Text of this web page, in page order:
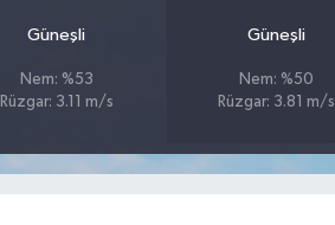
Güneşli
Nem: %53
Rüzgar: 3.11 m/s
Güneşli
Nem: %50
Rüzgar: 3.81 m/s